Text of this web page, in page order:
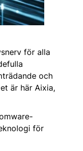
för alla
och
är här Aixia,
för